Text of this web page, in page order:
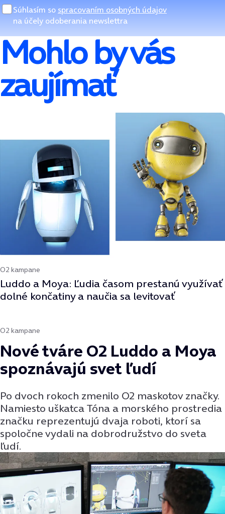
Súhlasím so spracovaním osobných údajov
na účely odoberania newslettra
Mohlo by vás
zaujímať
O2 kampane
Luddo a Moya: Ľudia časom prestanú využívať
dolné končatiny a naučia sa levitovať
O2 kampane
Nové tváre O2 Luddo a Moya
spoznávajú svet ľudí
Po dvoch rokoch zmenilo O2 maskotov značky.
Namiesto uškatca Tóna a morského prostredia
značku reprezentujú dvaja roboti, ktorí sa
spoločne vydali na dobrodružstvo do sveta
ľudí.